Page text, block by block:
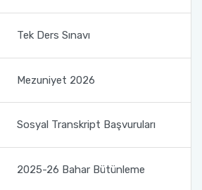
Tek Ders Sınavı
Mezuniyet 2026
Sosyal Transkript Başvuruları
2025-26 Bahar Bütünleme